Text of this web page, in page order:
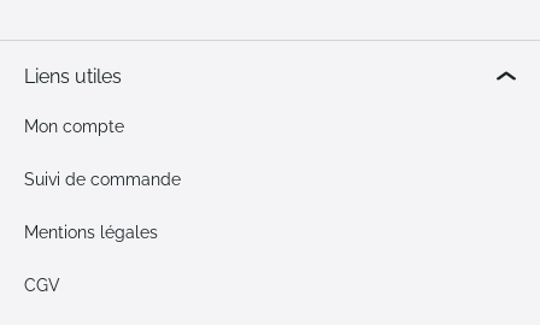
Liens utiles
Mon compte
Suivi de commande
Mentions légales
CGV